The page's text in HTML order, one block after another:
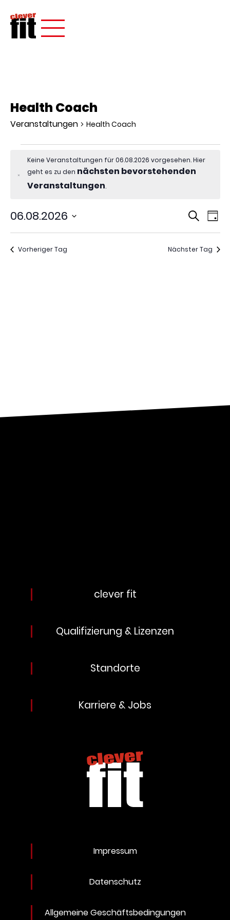
Health Coach
Veranstaltungen Health Coach
Hinweis
Keine Veranstaltungen für 06.08.2026 vorgesehen. Hier
geht es zu den nächsten bevorstehenden
Veranstaltungen.
Suche
und
SucheTag
06.08.2026
wählen.
Vorheriger Tag Nächster Tag
clever fit
Qualifizierung & Lizenzen
Standorte
Karriere & Jobs
Impressum
Datenschutz
Allgemeine Geschäftsbedingungen